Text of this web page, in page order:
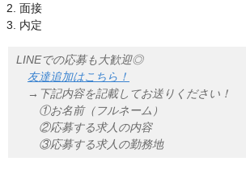
面接
内定
LINEでの応募も大歓迎◎
友達追加はこちら！
→下記内容を記載してお送りください！
①お名前（フルネーム）
②応募する求人の内容
③応募する求人の勤務地